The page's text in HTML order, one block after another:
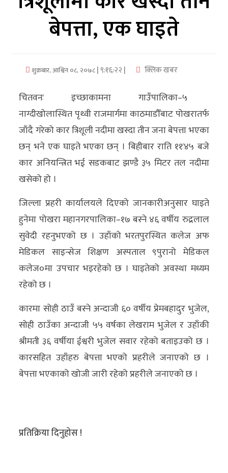
प्रविधि
अन्तरर्वार्ता
विचार/
ब्लग
रोचक
अन्य
क्लिक
खबर
राशिफल
फोटो
ग्यालरी
बेपत्ता, एक घाइते
शुक्रबार, आश्विन ०८, २०७८| ९:१६:२२ | क्लिक खबर
चितवनः इच्छाकामना गाउँपालिका–५
नाग्दीखोलास्थित पृथ्वी राजमार्गमा काठमाडौँबाट पोखरातर्फ
जाँदै गरेको कार त्रिशूली नदीमा खस्दा तीन जना बेपत्ता भएका
छन् भने एक घाइते भएका छन् । बिहीबार राति ११ः४५ बजे
कार अनियन्त्रित भई सडकबाट झण्डै ३५ मिटर तल नदीमा
खसेको हो ।
जिल्ला प्रहरी कार्यालयले दिएको जानकारीअनुसार घाइते
हुनेमा पोखरा महानगरपालिका–१७ बस्ने ४६ वर्षीय रुद्रलाल
सुवेदी रहनुभएको छ । उहाँको भरतपुरस्थित कलेज अफ
मेडिकल साइन्सेज शिक्षण अस्पताल ९पुरानो मेडिकल
कलेज०मा उपचार भइरहेको छ । घाइतेको अवस्था मध्यम
रहेको छ ।
कारमा सोही ठाउँ बस्ने अन्दाजी ६० वर्षीय प्रेमबहादुर भुजेल,
सोही ठाउँका अन्दाजी ५५ वर्षका लेखराम भुजेल र उहाँकी
श्रीमती ३६ वर्षीया ईश्वरी भुजेल सवार रहेको बताइउको छ ।
कारसहित उहाँहरु बेपत्ता भएको प्रहरीले जनाएको छ ।
बेपत्ता भएकाको खोजी जारी रहेको प्रहरीले जनाएको छ ।
प्रतिक्रिया दिनुहोस !